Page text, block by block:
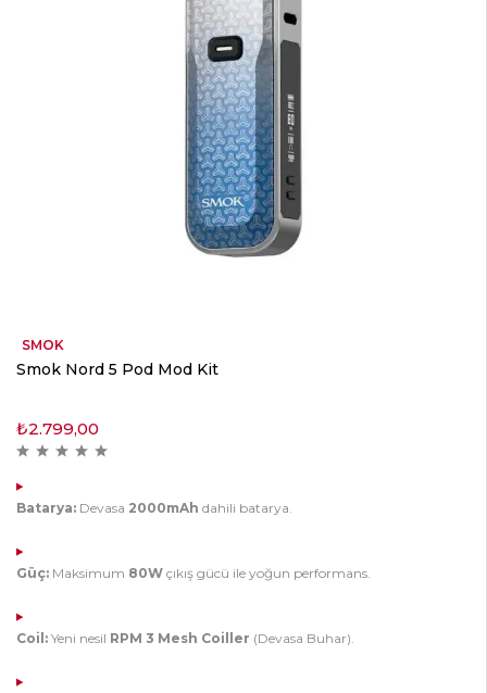
SMOK
Smok Nord 5 Pod Mod Kit
₺2.799,00
Batarya: Devasa 2000mAh dahili batarya.
Güç: Maksimum 80W çıkış gücü ile yoğun performans.
Coil: Yeni nesil RPM 3 Mesh Coiller (Devasa Buhar).